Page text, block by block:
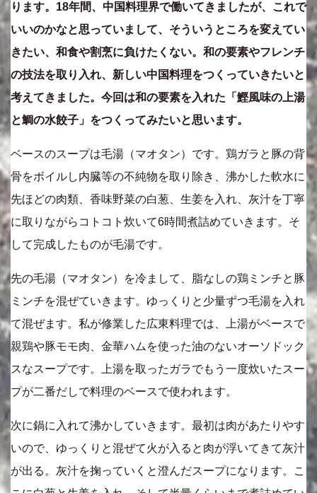
ります。18年間、中国料理界で働いてきましたが、これで
いいのかなと思っていまして、そういうところを変えてい
きたい、和食や割烹に負けたくない。和の要素やフレンチ
の技法を取り入れ、新しい中国料理をつくっていきたいと
考えてきました。今回は和の要素を入れた「鰹風味の上湯
と鯛の水餃子」をつくってみたいと思います。
ベースのスープは毛湯（マオタン）です。鶏ガラと豚の背
骨をボイルし内臓等の不純物を取り除き、沸かした軟水に
先ほどの肉類、香味野菜の白葱、生姜を入れ、灰汁を丁寧
に取りながらコトコト炊いて6時間煮詰めていきます。そ
して完成したものが毛湯です。
先の毛湯（マオタン）を冷まして、脂なしの鶏ミンチと豚
ミンチを混ぜていきます。ゆっくりと少量ずつ毛湯を入れ
て混ぜます。私が修業した広東料理では、上湯がベースで
親鶏や豚モモ肉、金華ハムを使った油のないオーソドック
スなスープです。上湯を取ったガラでもう一度炊いたスー
プが二番だしで料理のベースで使われます。
次に鍋に入れて沸かしていきます。最初は肉があたりやす
いので、ゆっくりと混ぜて火が入ると肉が浮いてきて灰汁
が出る。灰汁を掬っていくと澄んだスープになります。こ